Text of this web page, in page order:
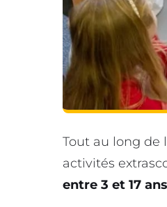
Tout au long de
activités
entre 3 et 17